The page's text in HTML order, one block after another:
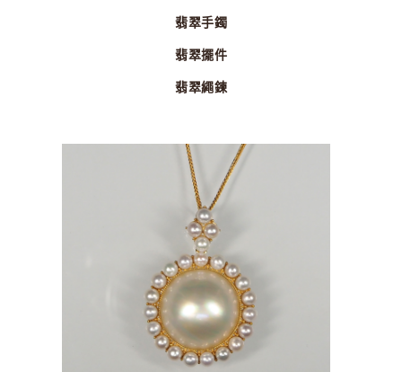
翡翠手鐲
翡翠擺件
翡翠繩鍊